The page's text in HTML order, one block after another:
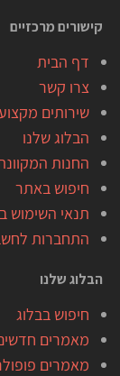
קישורים מרכזיים
דף הבית
צרו קשר
שירותים
הבלוג שלנו
החנות
חיפוש באתר
תנאי השימוש
התחברות
הבלוג שלנו
חיפוש בבלוג
מאמרים
מאמרים